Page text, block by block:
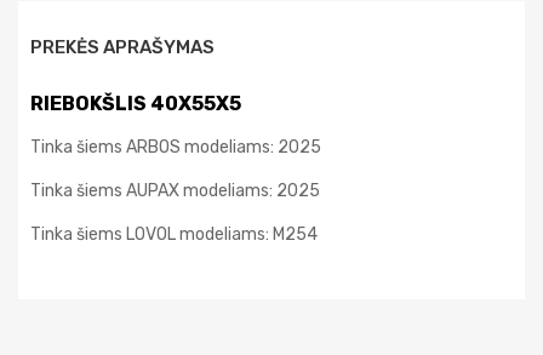
PREKĖS APRAŠYMAS
RIEBOKŠLIS 40X55X5
Tinka šiems ARBOS modeliams: 2025
Tinka šiems AUPAX modeliams: 2025
Tinka šiems LOVOL modeliams: M254